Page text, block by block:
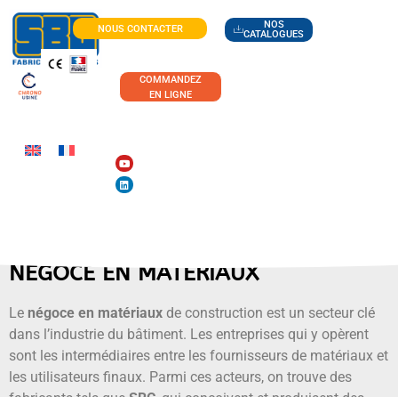
NOUS CONTACTER
NOS
CATALOGUES
COMMANDEZ
EN LIGNE
NÉGOCE EN MATÉRIAUX
Le négoce en matériaux de construction est un secteur clé
dans l’industrie du bâtiment. Les entreprises qui y opèrent
sont les intermédiaires entre les fournisseurs de matériaux et
les utilisateurs finaux. Parmi ces acteurs, on trouve des